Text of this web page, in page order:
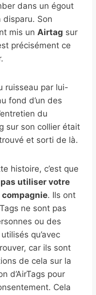
dans un égout
disparu. Son
mis un Airtag sur
précisément ce
ruisseau par lui-
fond d’un des
du
sur son collier était
et sorti de là.
histoire, c’est que
utiliser votre
compagnie. Ils ont
ne sont pas
ou des
qu’avec
car ils sont
de cela sur la
d’AirTags pour
Cela